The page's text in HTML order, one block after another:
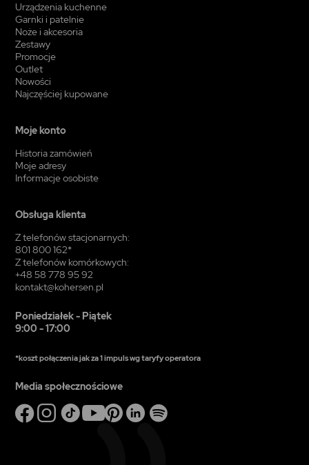
Urządzenia kuchenne
Garnki i patelnie
Noże i akcesoria
Zestawy
Promocje
Outlet
Nowości
Najczęściej kupowane
Moje konto
Historia zamówień
Moje adresy
Informacje osobiste
Obsługa klienta
Z telefonów stacjonarnych:
801 800 162*
Z telefonów komórkowych:
+48 58 778 95 92
kontakt@kohersen.pl
Poniedziałek - Piątek
9:00 - 17:00
*koszt połączenia jak za 1 impuls wg taryfy operatora
Media społecznościowe